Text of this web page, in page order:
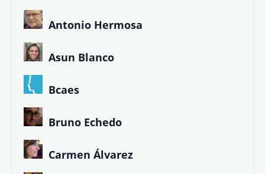
Antonio Hermosa
Asun Blanco
Bcaes
Bruno Echedo
Carmen Álvarez